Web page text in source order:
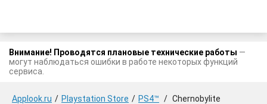
Внимание! Проводятся плановые технические работы —
могут наблюдаться ошибки в работе некоторых функций
сервиса.
Applook.ru / Playstation Store / PS4™ / Chernobylite